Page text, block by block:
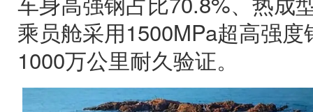
乘员舱采用1500MPa超高强
1000万公里耐久验证。